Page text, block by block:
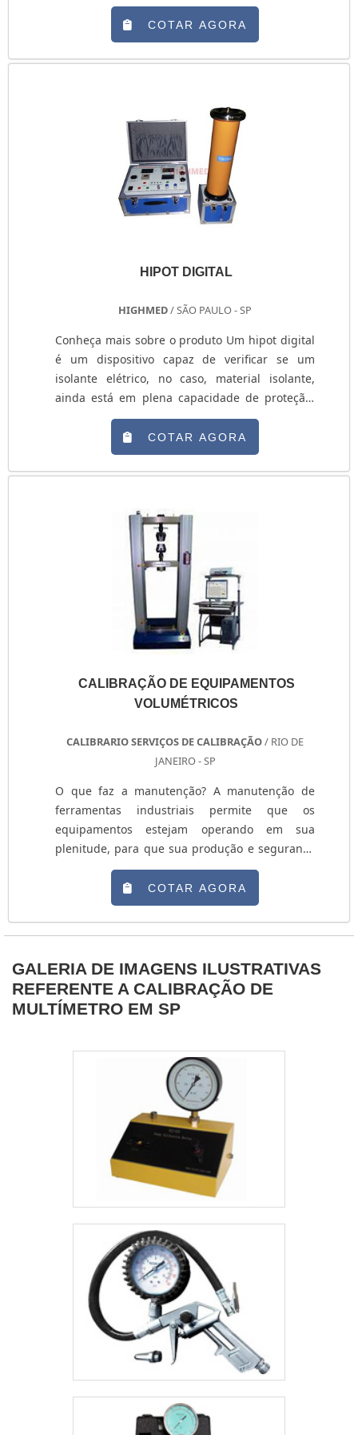
medição do álcool por meio do ar que o
indivíduo expele pelo pulmão. Por se tratar de
um equipamento importante, tanto para evitar
acidentes no trânsito, quanto para cuidar da
COTAR AGORA
HIPOT DIGITAL
HIGHMED/ SÃO PAULO - SP
Conheça mais sobre o produto Um hipot digital
é um dispositivo capaz de verificar se um
isolante elétrico, no caso, material isolante,
ainda está em plena capacidade de proteção.
Isto se deve ao fato de os isolantes elétricos
possuírem baixa condutibilidade, ou seja, as
correntes elétricas não conseguem dissipar-se
por eles. O hipot é o equipamento que irá
as características isolantes de quando....
COTAR AGORA
CALIBRAÇÃO DE EQUIPAMENTOS
VOLUMÉTRICOS
CALIBRARIO SERVIÇOS DE CALIBRAÇÃO/ RIO DE
JANEIRO - SP
O que faz a manutenção? A manutenção de
ferramentas industriais permite que os
equipamentos estejam operando em sua
plenitude, para que sua produção e segurança
não seja afetada por fatores externos. Além
disso, esse tipo de calibração pode ser aplicada
em equipamentos como: micrômetros,
termômetros, macrômetros, balanças, entre
indústrias buscam os serviços de calibração de
equipamentos volumétricos pa....
COTAR AGORA
GALERIA DE IMAGENS ILUSTRATIVAS
REFERENTE A CALIBRAÇÃO DE
MULTÍMETRO EM SP